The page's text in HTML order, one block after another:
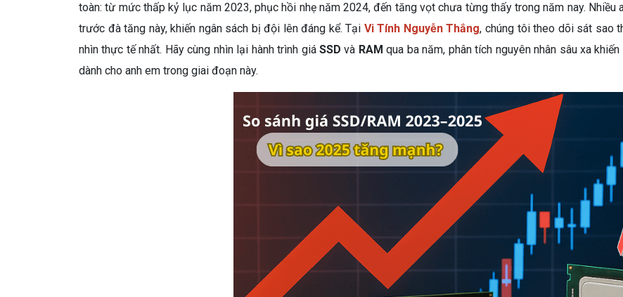
toàn: từ mức thấp kỷ lục năm 2023, phục hồi nhẹ năm 2024, đến tăng vọt chưa từng thấy trong năm nay. Nhiều
trước đà tăng này, khiến ngân sách bị đội lên đáng kể. Tại Vi Tính Nguyễn Thắng, chúng tôi theo dõi sát sao
nhìn thực tế nhất. Hãy cùng nhìn lại hành trình giá SSD và RAM qua ba năm, phân tích nguyên nhân sâu xa
dành cho anh em trong giai đoạn này.